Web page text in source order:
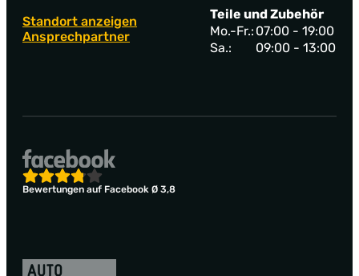
Standort anzeigen
Ansprechpartner
Teile und Zubehör
Mo.-Fr.: 07:00 - 19:00
Sa.:
09:00 - 13:00
Bewertungen auf Facebook Ø 3,8